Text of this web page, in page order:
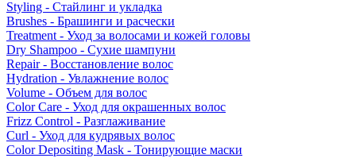
Styling - Стайлинг и укладка
Brushes - Брашинги и расчески
Treatment - Уход за волосами и кожей головы
Dry Shampoo - Сухие шампуни
Repair - Восстановление волос
Hydration - Увлажнение волос
Volume - Объем для волос
Color Care - Уход для окрашенных волос
Frizz Control - Разглаживание
Curl - Уход для кудрявых волос
Color Depositing Mask - Тонирующие маски